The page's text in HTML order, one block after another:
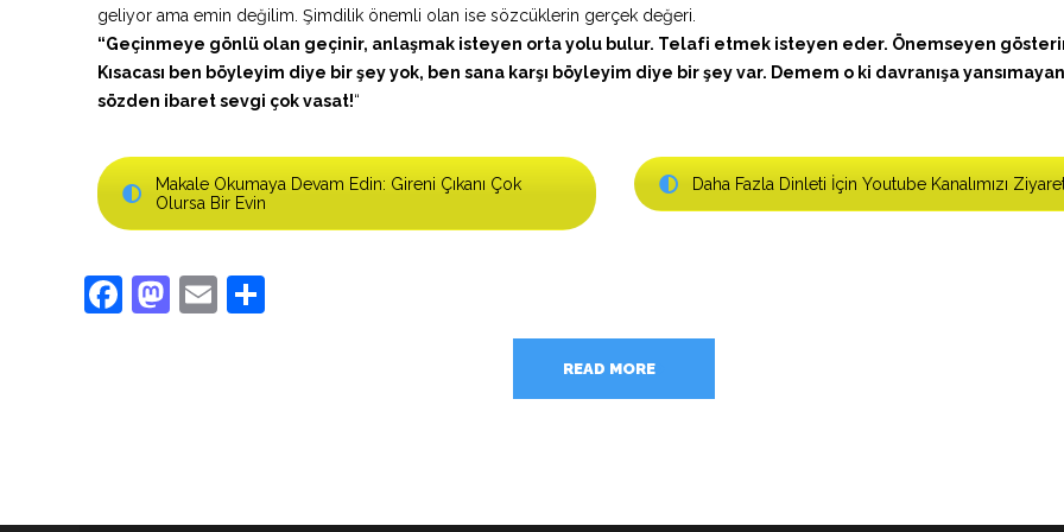
geliyor ama emin değilim. Şimdilik önemli olan ise sözcüklerin gerçek değeri.
“Geçinmeye gönlü olan geçinir, anlaşmak isteyen orta yolu bulur. Telafi etmek isteyen eder. Önemseyen
Kısacası ben böyleyim diye bir şey yok, ben sana karşı böyleyim diye bir şey var. Demem o ki davranışa
sözden ibaret sevgi çok vasat!“
Makale Okumaya Devam Edin: Gireni Çıkanı Çok
Olursa Bir Evin
Daha Fazla Dinleti İçin Youtube Kanalımızı
Facebook
Mastodon
Email
READ MORE